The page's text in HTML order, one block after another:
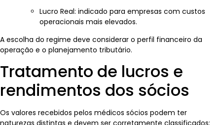
Lucro Real: indicado para empresas com custos
operacionais mais elevados.
A escolha do regime deve considerar o perfil financeiro da
operação e o planejamento tributário.
Tratamento de lucros e
rendimentos dos sócios
Os valores recebidos pelos médicos sócios podem ter